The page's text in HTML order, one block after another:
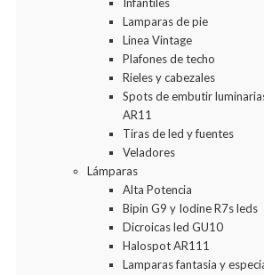
Lamparas de pie
Linea Vintage
Plafones de techo
Rieles y cabezales
Spots de embutir
AR11
Tiras de led y fuentes
Veladores
Lámparas
Alta Potencia
Bipin G9 y Iodine R7s leds
Dicroicas led GU10
Halospot AR111
Lamparas fantasia y